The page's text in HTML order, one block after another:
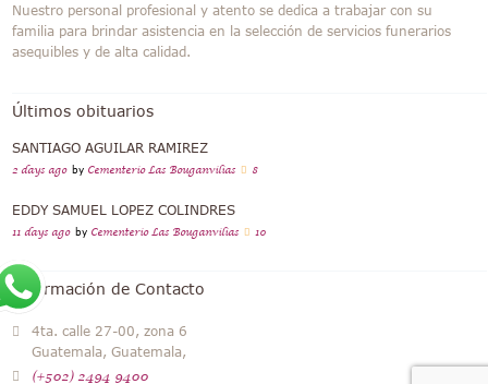
Nuestro personal profesional y atento se dedica a trabajar con su
familia para brindar asistencia en la selección de servicios funerarios
asequibles y de alta calidad.
Últimos obituarios
SANTIAGO AGUILAR RAMIREZ
2 days ago by Cementerio Las Bouganvilias 8
EDDY SAMUEL LOPEZ COLINDRES
11 days ago by Cementerio Las Bouganvilias 10
Información de Contacto
4ta. calle 27-00, zona 6
Guatemala, Guatemala,
(+502) 2494 9400